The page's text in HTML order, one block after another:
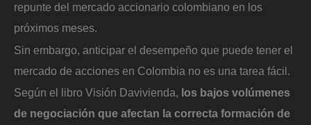
repunte del mercado accionario colombiano en los
próximos meses.
Sin embargo, anticipar el desempeño que puede tener el
mercado de acciones en Colombia no es una tarea fácil.
Según el libro Visión Davivienda, los bajos volúmenes
de negociación que afectan la correcta formación de